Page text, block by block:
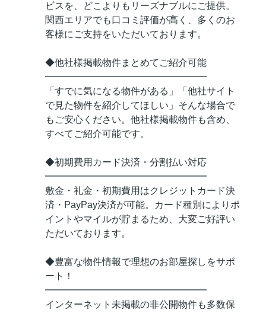
ビスを、どこよりもリーズナブルにご提供。
関西エリアでも口コミ評価が高く、多くのお
客様にご支持をいただいております。
◆他社様掲載物件まとめてご紹介可能
━━━━━━━━━━━━━━━━━
「すでに気になる物件がある」「他社サイト
で見た物件を紹介してほしい」そんな場合で
もご安心ください。他社様掲載物件も含め、
すべてご紹介可能です。
◆初期費用カード決済・分割払い対応
━━━━━━━━━━━━━━━━━
敷金・礼金・初期費用はクレジットカード決
済・PayPay決済が可能。カード種別によりポ
イントやマイルが貯まるため、大変ご好評い
ただいております。
◆豊富な物件情報で理想のお部屋探しをサポ
ート！
━━━━━━━━━━━━━━━━━
インターネット未掲載の非公開物件も多数保